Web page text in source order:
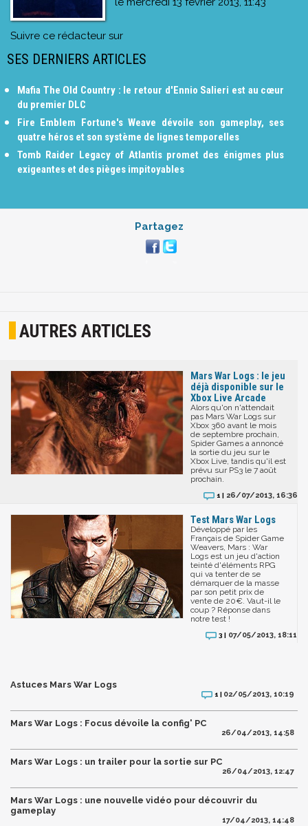
Suivre ce rédacteur sur
SES DERNIERS ARTICLES
Mafia The Old Country : le retour d'Ennio Salieri est au cœur
du premier DLC
Fire Emblem Fortune's Weave dévoile son gameplay, ses
quatre héros et son système de lignes temporelles
Tomb Raider Legacy of Atlantis promet des énigmes plus
exigeantes et des pièges impitoyables
Partagez
AUTRES ARTICLES
Mars War Logs : le jeu
déjà disponible sur le
Xbox Live Arcade
Alors qu'on n'attendait
pas Mars War Logs sur
Xbox 360 avant le mois
de septembre prochain,
Spider Games a annoncé
la sortie du jeu sur le
Xbox Live, tandis qu'il est
prévu sur PS3 le 7 août
prochain.
1 | 26/07/2013, 16:36
Test Mars War Logs
Développé par les
Français de Spider Game
Weavers, Mars : War
Logs est un jeu d'action
teinté d'éléments RPG
qui va tenter de se
démarquer de la masse
par son petit prix de
vente de 20€. Vaut-il le
coup ? Réponse dans
notre test !
3 | 07/05/2013, 18:11
Astuces Mars War Logs
1 | 02/05/2013, 10:19
Mars War Logs : Focus dévoile la config' PC
26/04/2013, 14:58
Mars War Logs : un trailer pour la sortie sur PC
26/04/2013, 12:47
Mars War Logs : une nouvelle vidéo pour découvrir du
gameplay
17/04/2013, 14:48